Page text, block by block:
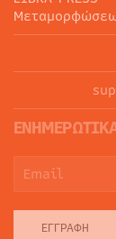
ΕΓΓΡΑΦΉ